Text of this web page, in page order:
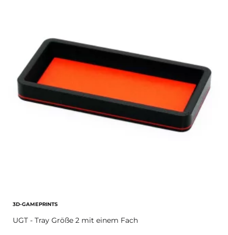
3D-GAMEPRINTS
UGT - Tray Größe 2 mit einem Fach